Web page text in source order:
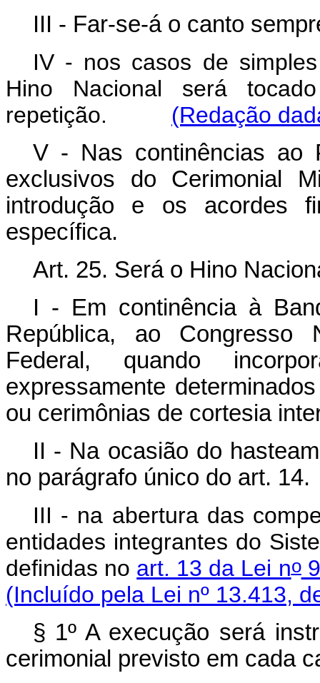
III - Far-se-á o canto
IV - nos casos de
Hino Nacional será
repetição. (Redação
V - Nas continências ao
exclusivos do Cerimonial
introdução e os acordes
específica.
Art. 25. Será o Hino
I - Em continência à
República, ao Congresso
Federal, quando
expressamente
ou cerimônias de cortesia
II - Na ocasião do
no parágrafo único do art. 14.
III - na abertura das
entidades integrantes do
definidas no art. 13 da Lei no
(Incluído pela Lei nº 13.413,
§ 1º A execução será
cerimonial previsto em cada